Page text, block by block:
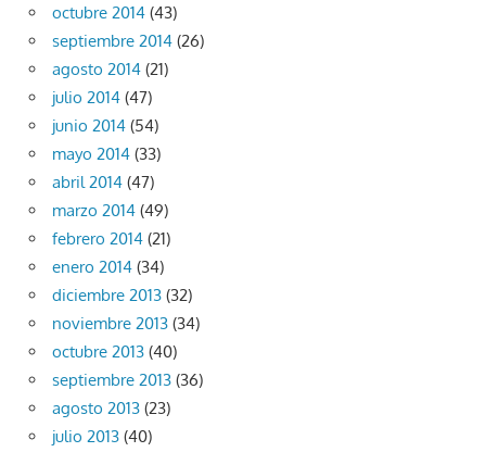
octubre 2014 (43)
septiembre 2014 (26)
agosto 2014 (21)
julio 2014 (47)
junio 2014 (54)
mayo 2014 (33)
abril 2014 (47)
marzo 2014 (49)
febrero 2014 (21)
enero 2014 (34)
diciembre 2013 (32)
noviembre 2013 (34)
octubre 2013 (40)
septiembre 2013 (36)
agosto 2013 (23)
julio 2013 (40)